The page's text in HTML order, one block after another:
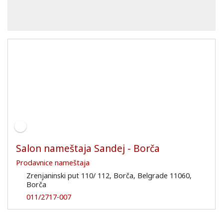
Salon nameštaja Sandej - Borča
Prodavnice nameštaja
Zrenjaninski put 110/ 112, Borča, Belgrade 11060,
Borča
011/2717-007